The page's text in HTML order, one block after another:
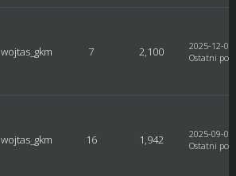
wojtas_gkm 7 2,100
2025-12-
Ostatni post
wojtas_gkm 16 1,942
2025-09-
Ostatni post